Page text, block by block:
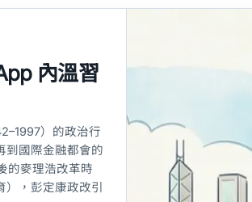
內溫習
）的政治行
到國際金融都會的
的麥理浩改革時
，彭定康政改引